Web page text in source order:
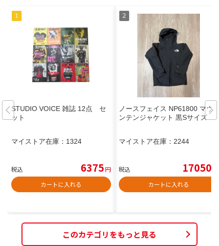
STUDIO VOICE 雑誌 12点 セ
ット
マイストア在庫： 1324
税込 6375円
カートに入れる
ノースフェイス NP61800 マウ
ンテンジャケット 黒Sサイズ
マイストア在庫： 2244
税込 17050
カートに入れる
このカテゴリをもっと見る